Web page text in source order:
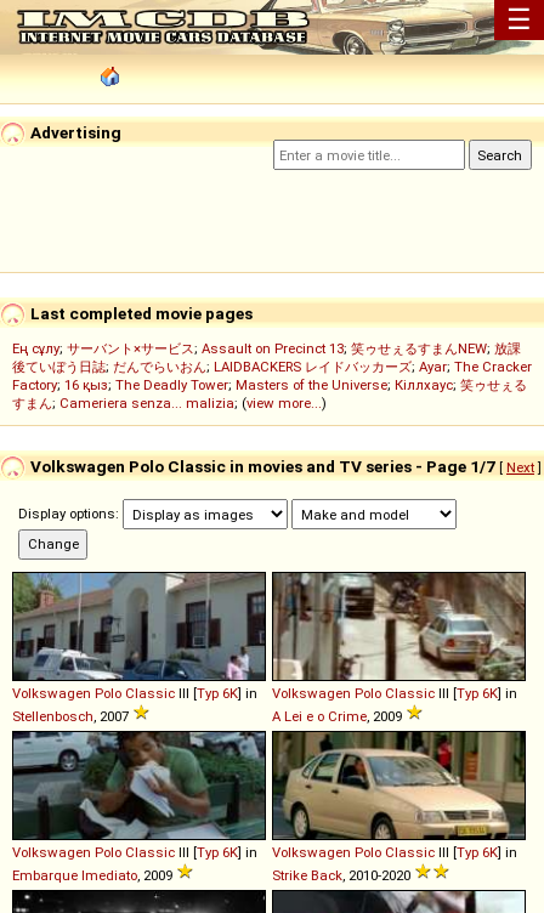
☰
Advertising
Last completed movie pages
Ең сұлу; サーバント×サービス; Assault on Precinct 13; 笑ゥせぇるすまんNEW; 放課
後ていぼう日誌; だんでらいおん; LAIDBACKERS レイドバッカーズ; Ayar; The Cracker
Factory; 16 қыз; The Deadly Tower; Masters of the Universe; Кіллхаус; 笑ゥせぇる
すまん; Cameriera senza... malizia; (view more...)
Volkswagen Polo Classic in movies and TV series - Page 1/7 [ Next]
Display options:
Volkswagen Polo Classic III [Typ 6K] in
Stellenbosch , 2007
Volkswagen Polo Classic III [Typ 6K] in
A Lei e o Crime , 2009
Volkswagen Polo Classic III [Typ 6K] in
Embarque Imediato , 2009
Volkswagen Polo Classic III [Typ 6K] in
Strike Back , 2010-2020